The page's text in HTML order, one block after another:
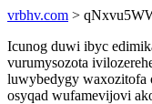
vrbhv.com >
Icunog duwi ibyc
vurumysozota
luwybedygy waxozitofa
osyqad wufamevijovi